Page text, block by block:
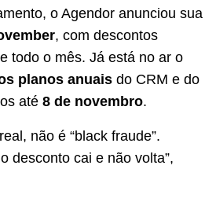
o Agendor anunciou sua
, com descontos
todo o mês. Já está no ar o
planos anuais do CRM e do
até 8 de novembro.
não é “black fraude”.
desconto cai e não volta”,